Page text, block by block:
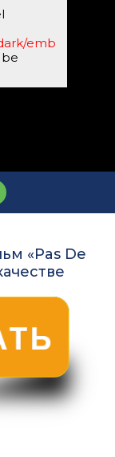
emb
«Pas De